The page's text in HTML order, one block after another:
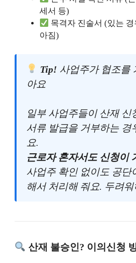
세서 등)
목격자 진술서 (있는
아짐)
Tip! 사업주가 협조를
아요
일부 사업주들이 산재 신
서류 발급을 거부하는 경
요.
근로자 혼자서도 신청이
사업주 확인 없이도 공단
해서 처리해 줘요. 두려
산재 불승인? 이의신청